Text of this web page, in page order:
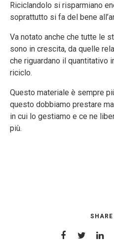
Riciclandolo si risparmiano
soprattutto si fa del bene
Va notato anche che tutte le
sono in crescita, da quelle
che riguardano il quantitativo
riciclo.
Questo materiale è sempre
questo dobbiamo prestare
in cui lo gestiamo e ce ne
più.